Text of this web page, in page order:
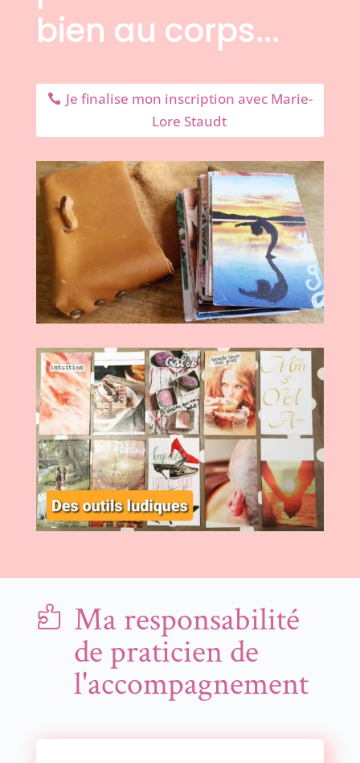
bien au corps...
Je finalise mon inscription avec Marie-
Lore Staudt
 Ma responsabilité
de praticien de
l'accompagnement